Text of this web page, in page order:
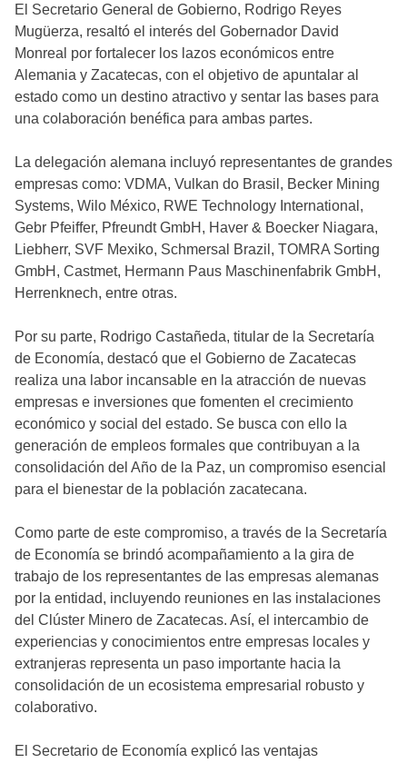
El Secretario General de Gobierno, Rodrigo Reyes
Mugüerza, resaltó el interés del Gobernador David
Monreal por fortalecer los lazos económicos entre
Alemania y Zacatecas, con el objetivo de apuntalar al
estado como un destino atractivo y sentar las bases para
una colaboración benéfica para ambas partes.
La delegación alemana incluyó representantes de grandes
empresas como: VDMA, Vulkan do Brasil, Becker Mining
Systems, Wilo México, RWE Technology International,
Gebr Pfeiffer, Pfreundt GmbH, Haver & Boecker Niagara,
Liebherr, SVF Mexiko, Schmersal Brazil, TOMRA Sorting
GmbH, Castmet, Hermann Paus Maschinenfabrik GmbH,
Herrenknech, entre otras.
Por su parte, Rodrigo Castañeda, titular de la Secretaría
de Economía, destacó que el Gobierno de Zacatecas
realiza una labor incansable en la atracción de nuevas
empresas e inversiones que fomenten el crecimiento
económico y social del estado. Se busca con ello la
generación de empleos formales que contribuyan a la
consolidación del Año de la Paz, un compromiso esencial
para el bienestar de la población zacatecana.
Como parte de este compromiso, a través de la Secretaría
de Economía se brindó acompañamiento a la gira de
trabajo de los representantes de las empresas alemanas
por la entidad, incluyendo reuniones en las instalaciones
del Clúster Minero de Zacatecas. Así, el intercambio de
experiencias y conocimientos entre empresas locales y
extranjeras representa un paso importante hacia la
consolidación de un ecosistema empresarial robusto y
colaborativo.
El Secretario de Economía explicó las ventajas